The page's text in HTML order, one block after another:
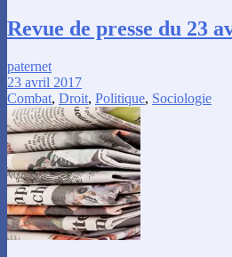
Revue de presse du 23
paternet
23 avril 2017
Combat, Droit, Politique, Sociologie